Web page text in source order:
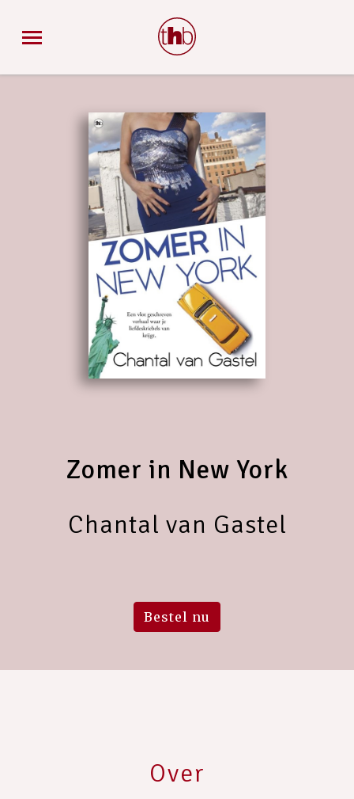
Zomer in New York
Chantal van Gastel
Bestel nu
Over